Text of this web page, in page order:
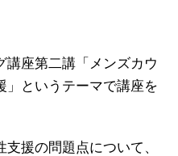
講座第二講「メンズカウ
」というテーマで講座を
援の問題点について、